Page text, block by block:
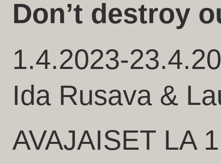
Don’t destroy
1.4.2023-
Ida Rusava &
AVAJAISET LA